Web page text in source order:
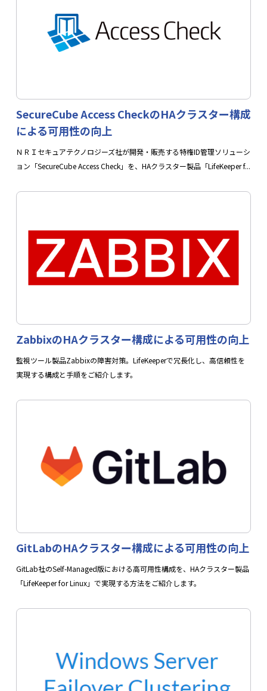
SecureCube Access CheckのHAクラスター構成
による可用性の向上
ＮＲＩセキュアテクノロジーズ社が開発・販売する特権ID管理ソリューシ
ョン「SecureCube Access Check」を、HAクラスター製品「LifeKeeper f...
ZabbixのHAクラスター構成による可用性の向上
監視ツール製品Zabbixの障害対策。LifeKeeperで冗長化し、高信頼性を
実現する構成と手順をご紹介します。
GitLabのHAクラスター構成による可用性の向上
GitLab社のSelf-Managed版における高可用性構成を、HAクラスター製品
「LifeKeeper for Linux」で実現する方法をご紹介します。